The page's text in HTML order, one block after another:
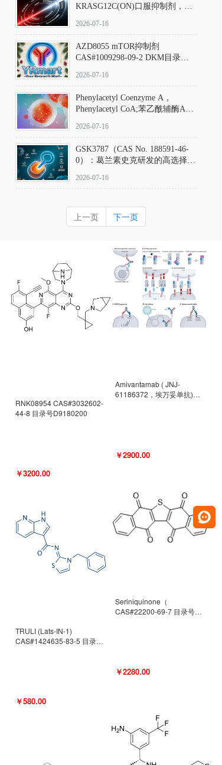
KRASG12C(ON)口服抑制剂，
(Elironrasib)CAS#2641998-63-0
2026-07-16
AZD8055 mTOR抑制剂
CAS#1009298-09-2 DKM目录号
激酶抑制剂的深度剖析
2026-07-16
Phenylacetyl Coenzyme A，
Phenylacetyl CoA;苯乙酰辅酶A
2026-07-16
GSK3787（CAS No. 188591-46-
0）：葛兰素史克研发的高选择
抗剂，被广泛视为研究PPARδ核
靶点药理机制的金标准化学探
针。
2026-07-16
上一页 下一页
RNK08954 CAS#3032602-
44-8 目录号D9180200
￥3200.00
TRULI (Lats-IN-1)
CAS#1424635-83-5 目录号
￥580.00
Amivantamab ( JNJ-
61186372，埃万妥单抗)
￥2900.00
Seriniquinone（
CAS#22200-69-7 目录号
￥2280.00